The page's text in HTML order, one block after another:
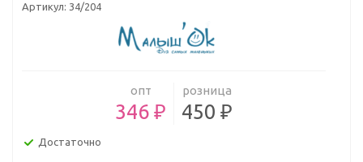
Артикул: 34/204
опт
346 ₽
розница
450 ₽
Достаточно